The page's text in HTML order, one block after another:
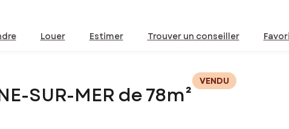
Louer Estimer Trouver un conseiller
SUR-MER de 78m²
VENDU